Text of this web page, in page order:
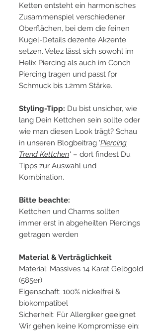
Ketten entsteht ein harmonisches
Zusammenspiel verschiedener
Oberflächen, bei dem die feinen
Kugel-Details dezente Akzente
setzen. Velez lässt sich sowohl im
Helix Piercing als auch im Conch
Piercing tragen und passt fpr
Schmuck bis 1.2mm Stärke.
Styling-Tipp: Du bist unsicher, wie
lang Dein Kettchen sein sollte oder
wie man diesen Look trägt? Schau
in unseren Blogbeitrag 'Piercing
Trend Kettchen' – dort findest Du
Tipps zur Auswahl und
Kombination.
Bitte beachte:
Kettchen und Charms sollten
immer erst in abgeheilten Piercings
getragen werden
Material & Verträglichkeit
Material: Massives 14 Karat Gelbgold
(585er)
Eigenschaft: 100% nickelfrei &
biokompatibel
Sicherheit: Für Allergiker geeignet
Wir gehen keine Kompromisse ein: